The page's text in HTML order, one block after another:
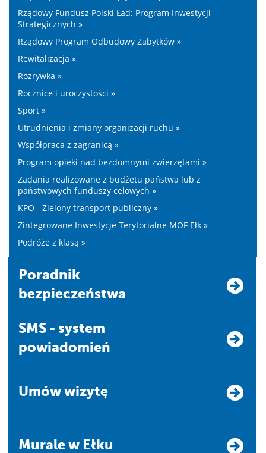
Rządowy Fundusz Polski Ład: Program Inwestycji
Strategicznych »
Rządowy Program Odbudowy Zabytków »
Rewitalizacja »
Rozrywka »
Rocznice i uroczystości »
Sport »
Utrudnienia i zmiany organizacji ruchu »
Współpraca z zagranicą »
Program opieki nad bezdomnymi zwierzętami »
Zadania realizowane z budżetu państwa lub z
państwowych funduszy celowych »
KPO - Zielony transport publiczny »
Zintegrowane Inwestycje Terytorialne MOF Ełk »
Podróże z klasą »
Poradnik
bezpieczeństwa
SMS - system
powiadomień
Umów wizytę
Murale w Ełku